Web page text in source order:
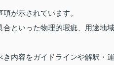
が示されています。
といった物理的瑕疵、用途地域
内容をガイドラインや解釈・運